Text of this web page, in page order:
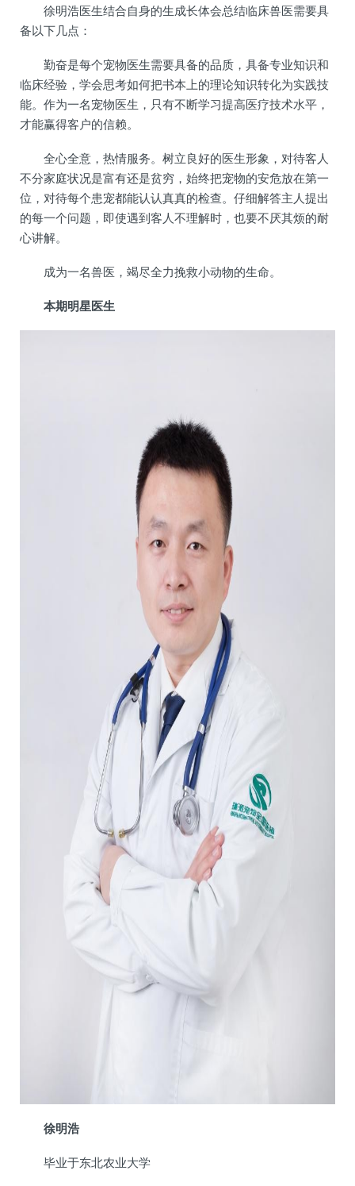
徐明浩医生结合自身的生成长体会总结临床兽医需要具
备以下几点：
勤奋是每个宠物医生需要具备的品质，具备专业知识和
临床经验，学会思考如何把书本上的理论知识转化为实践技
能。作为一名宠物医生，只有不断学习提高医疗技术水平，
才能赢得客户的信赖。
全心全意，热情服务。树立良好的医生形象，对待客人
不分家庭状况是富有还是贫穷，始终把宠物的安危放在第一
位，对待每个患宠都能认认真真的检查。仔细解答主人提出
的每一个问题，即使遇到客人不理解时，也要不厌其烦的耐
心讲解。
成为一名兽医，竭尽全力挽救小动物的生命。
本期明星医生
徐明浩
毕业于东北农业大学